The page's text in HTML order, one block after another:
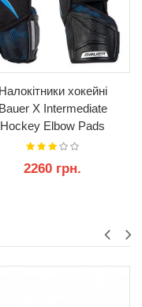
Налокітники хокейні
Bauer X Intermediate
Hockey Elbow Pads
2260 грн.